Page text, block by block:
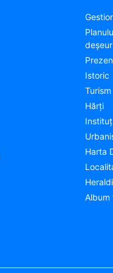
Istoric
Turism
Hărţi
Harta
Album